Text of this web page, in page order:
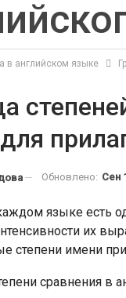
в английском языке
Обновлено: Сен
языке есть
их
степени имени